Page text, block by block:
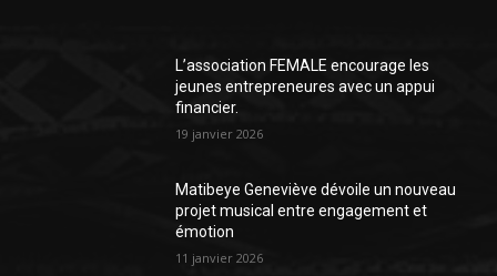
L’association FEMALE encourage les
jeunes entrepreneures avec un appui
financier.
19 janvier 2026
Matibeye Geneviève dévoile un nouveau
projet musical entre engagement et
émotion
11 janvier 2026